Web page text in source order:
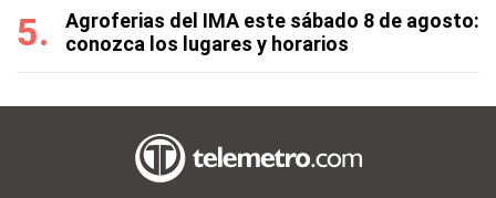
Agroferias del IMA este sábado 8 de agosto:
conozca los lugares y horarios